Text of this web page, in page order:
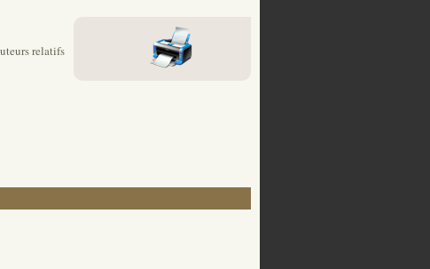
relatifs